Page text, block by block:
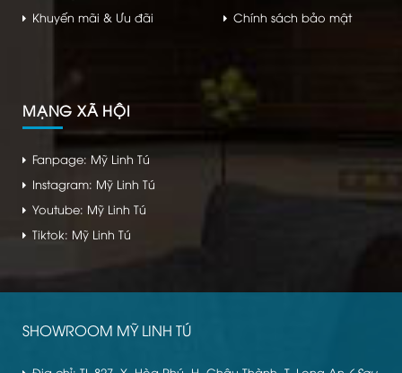
Khuyến mãi & Ưu đãi
Chính sách bảo mật
MẠNG XÃ HỘI
Fanpage: Mỹ Linh Tú
Instagram: Mỹ Linh Tú
Youtube: Mỹ Linh Tú
Tiktok: Mỹ Linh Tú
SHOWROOM MỸ LINH TÚ